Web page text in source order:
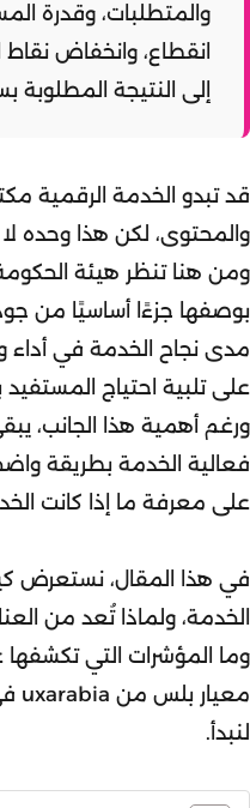
والمتطلبات، وقدرة
انقطاع، وانخفاض نقاط
إلى النتيجة المطلوبة
قد تبدو الخدمة الرقمية
والمحتوى، لكن هذا وحده
ومن هنا تنظر هيئة
بوصفها جزءًا أساسيًا من
مدى نجاح الخدمة في أداء
على تلبية احتياج
ورغم أهمية هذا الجانب،
فعالية الخدمة بطريقة
على معرفة ما إذا كانت
في هذا المقال، نستعرض
الخدمة، ولماذا تُعد من
وما المؤشرات التي
معيار بلس من uxarabia في تحليلها بشكل منظم.
لنبدأ.